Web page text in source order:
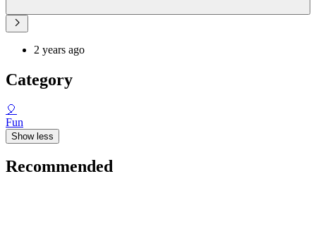
2 years ago
Category
🎈
Fun
Show less
Recommended